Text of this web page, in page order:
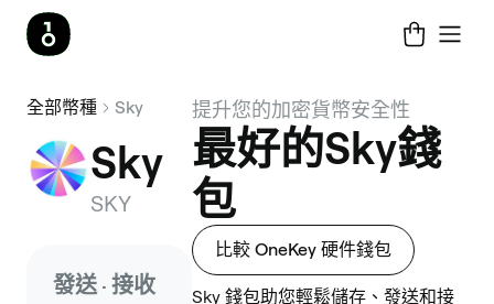
全部幣種 Sky
Sky
SKY
發送 · 接收
提升您的加密貨幣安全性
最好的Sky錢
包
比較 OneKey 硬件錢包
Sky 錢包助您輕鬆儲存、發送和接